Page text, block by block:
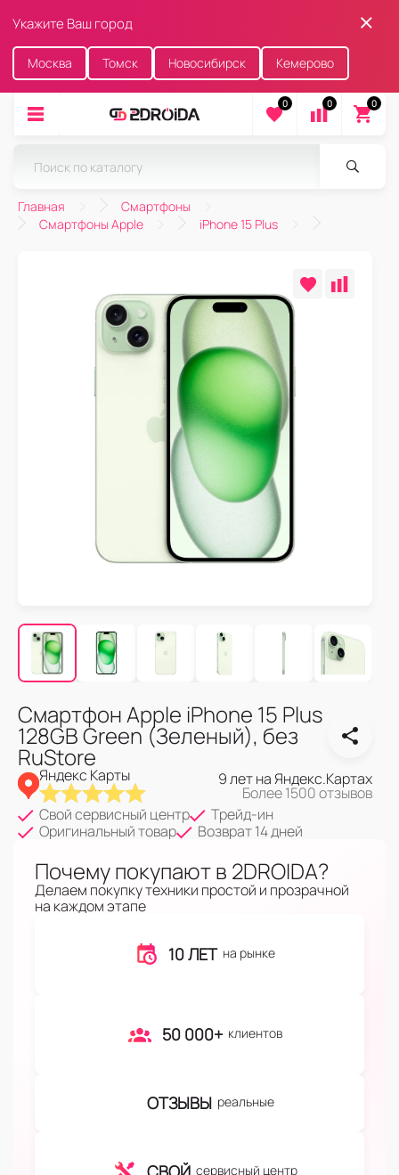
Укажите Ваш город
Москва Томск Новосибирск Кемерово
0 0 0
Главная
Смартфоны
Смартфоны Apple
iPhone 15 Plus
Смартфон Apple iPhone 15 Plus
128GB Green (Зеленый), без
RuStore
Яндекс Карты 9 лет на Яндекс.Картах
Более 1500 отзывов
Свой сервисный центр
Трейд-ин
Оригинальный товар
Возврат 14 дней
Почему покупают в 2DROIDA?
Делаем покупку техники простой и прозрачной
на каждом этапе
10 ЛЕТ на рынке
50 000+ клиентов
ОТЗЫВЫ реальные
сервисный центр